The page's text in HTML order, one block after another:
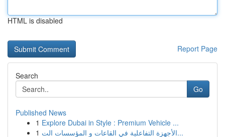
HTML is disabled
Report Page
Search
Go
Published News
1 Explore Dubai in Style : Premium Vehicle ...
1
الأجهزة التفاعلية في القاعات و المؤسسات الت...